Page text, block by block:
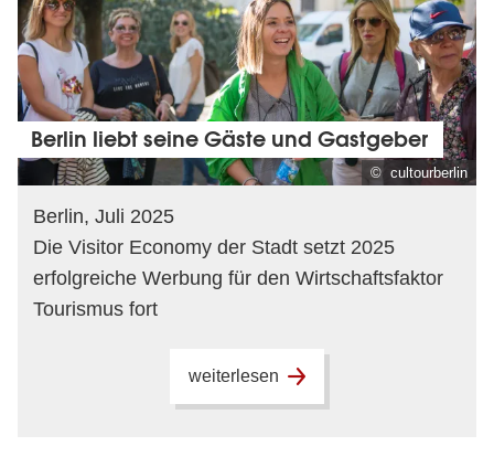
© cultourberlin
Berlin liebt seine Gäste und Gastgeber
Berlin, Juli 2025
Die Visitor Economy der Stadt setzt 2025
erfolgreiche Werbung für den Wirtschaftsfaktor
Tourismus fort
weiterlesen